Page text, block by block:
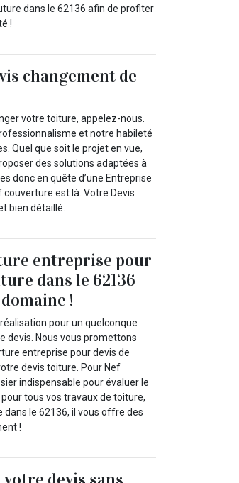
dans le 62136 afin de profiter
!
changement de
votre toiture, appelez-nous.
et notre habileté
Quel que soit le projet en vue,
des solutions adaptées à
donc en quête d’une Entreprise
est là. Votre Devis
bien détaillé.
entreprise pour
dans le 62136
!
pour un quelconque
devis. Nous vous promettons
entreprise pour devis de
devis toiture. Pour Nef
indispensable pour évaluer le
tous vos travaux de toiture,
le 62136, il vous offre des
!